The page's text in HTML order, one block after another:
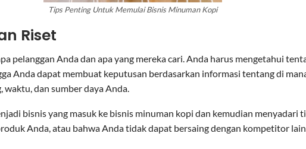
Tips Penting Untuk Memulai Bisnis Minuman Kopi
Riset
pelanggan Anda dan apa yang mereka cari. Anda harus mengetahui
Anda dapat membuat keputusan berdasarkan informasi tentang di
waktu, dan sumber daya Anda.
bisnis yang masuk ke bisnis minuman kopi dan kemudian menyadari
Anda, atau bahwa Anda tidak dapat bersaing dengan kompetitor